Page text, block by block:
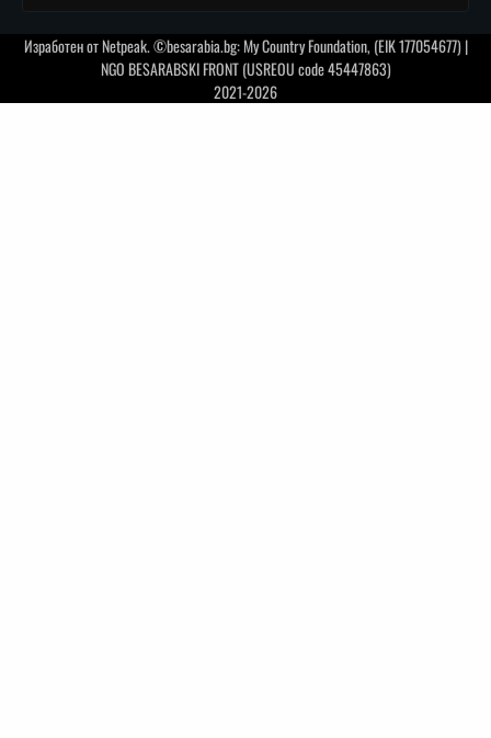
Изработен отNetpeak. ©besarabia.bg: My Country Foundation, (EIK 177054677) |
NGO BESARABSKI FRONT (USREOU code 45447863)
2021-2026